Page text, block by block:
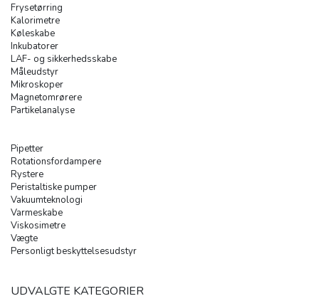
Frysetørring
Kalorimetre
Køleskabe
Inkubatorer
LAF- og sikkerhedsskabe
Måleudstyr
Mikroskoper
Magnetomrørere
Partikelanalyse
Pipetter
Rotationsfordampere
Rystere
Peristaltiske pumper
Vakuumteknologi
Varmeskabe
Viskosimetre
Vægte
Personligt beskyttelsesudstyr
UDVALGTE KATEGORIER